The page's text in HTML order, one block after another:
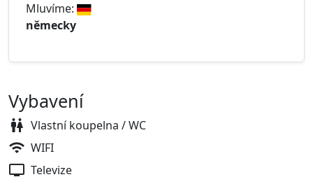
Mluvíme:
německy
Vybavení
Vlastní koupelna / WC
WIFI
Televize